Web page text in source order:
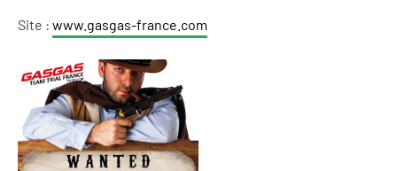
Site : www.gasgas-france.com